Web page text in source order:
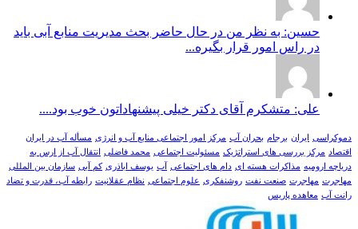
حسین: به نظر من در حال حاضر بحث مدیریت منابع آبی باید
در راس امور قرار بگیره...
علی: متشکرم آقای دکتر خیلی پیشنهاداتون خوب بود....
دموکراسی ایران برجام بحران آب مرکز امور اجتماعی منابع آب و انرژی مسأله آب در ایران
اقتصاد
مرکز بررسی های استراتژیک مسئولیت اجتماعی محمد فاضلی
انتقال آب از ارس به
دریاچه ارومیه مذاکرات هسته ای دام های اجتماعی آب یوسف اباذری کم آبی سازمان بین المللی
مهاجرت مهاجرت صنعت نفت روشنفکری علوم اجتماعی نظام عقلانیت رابطه آب، قدرت و تضاد
رانت آب معاهده پاریس